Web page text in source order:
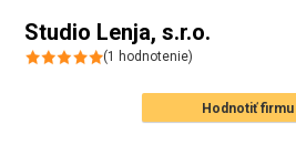
Studio Lenja, s.r.o.
(1 hodnotenie)
Hodnotiť firmu